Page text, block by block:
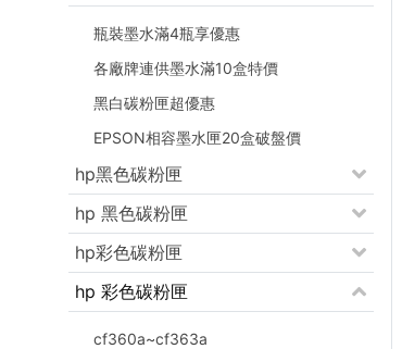
瓶裝墨水滿4瓶享優惠
各廠牌連供墨水滿10盒特價
黑白碳粉匣超優惠
EPSON相容墨水匣20盒破盤價
hp黑色碳粉匣
hp 黑色碳粉匣
hp彩色碳粉匣
hp 彩色碳粉匣
cf360a~cf363a